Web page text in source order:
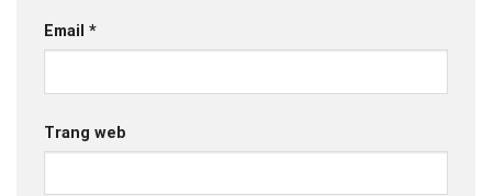
Email *
Trang web